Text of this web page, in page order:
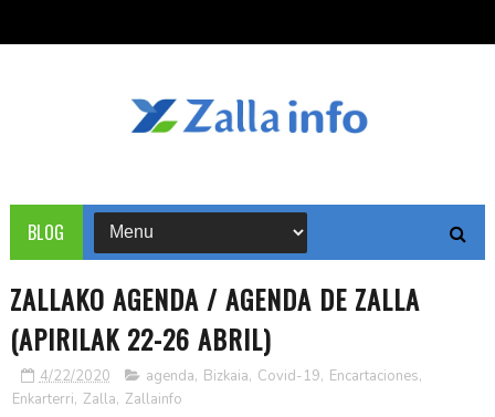
BLOG
ZALLAKO AGENDA / AGENDA DE ZALLA
(APIRILAK 22-26 ABRIL)
4/22/2020 agenda, Bizkaia, Covid-19, Encartaciones,
Enkarterri, Zalla, Zallainfo